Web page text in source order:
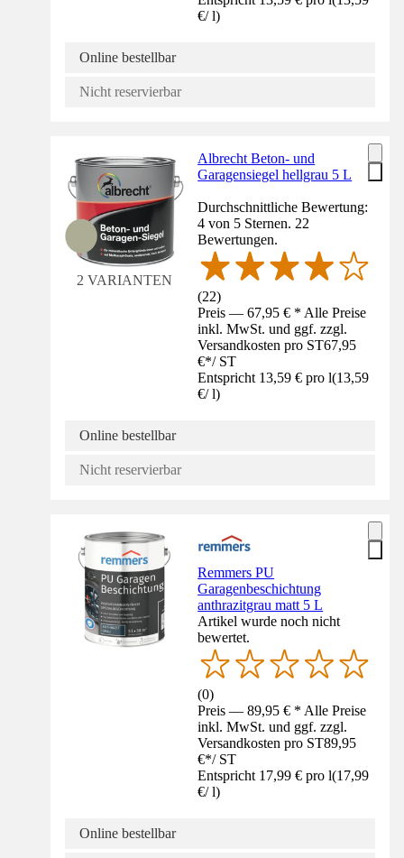
€/ l)
Online bestellbar
Nicht reservierbar
2 VARIANTEN
Albrecht Beton- und
Garagensiegel hellgrau 5 L
Durchschnittliche Bewertung:
4 von 5 Sternen. 22
Bewertungen.
(22)
Preis — 67,95 € * Alle Preise
inkl. MwSt. und ggf. zzgl.
Versandkosten pro ST67,95
€*/ ST
Entspricht 13,59 € pro l(13,59
€/ l)
Online bestellbar
Nicht reservierbar
Remmers PU
Garagenbeschichtung
anthrazitgrau matt 5 L
Artikel wurde noch nicht
bewertet.
(0)
Preis — 89,95 € * Alle Preise
inkl. MwSt. und ggf. zzgl.
Versandkosten pro ST89,95
€*/ ST
Entspricht 17,99 € pro l(17,99
€/ l)
Online bestellbar